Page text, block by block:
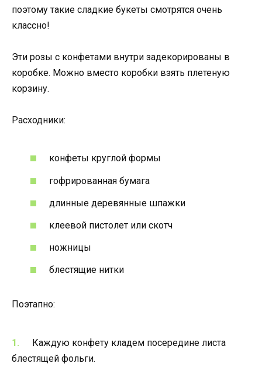
поэтому такие сладкие букеты смотрятся очень
классно!
Эти розы с конфетами внутри задекорированы в
коробке. Можно вместо коробки взять плетеную
корзину.
Расходники:
конфеты круглой формы
гофрированная бумага
длинные деревянные шпажки
клеевой пистолет или скотч
ножницы
блестящие нитки
Поэтапно:
Каждую конфету кладем посередине листа
блестящей фольги.